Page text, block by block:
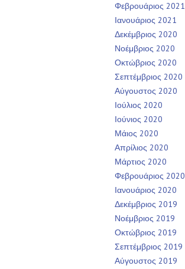
Φεβρουάριος 2021
Ιανουάριος 2021
Δεκέμβριος 2020
Νοέμβριος 2020
Οκτώβριος 2020
Σεπτέμβριος 2020
Αύγουστος 2020
Ιούλιος 2020
Ιούνιος 2020
Μάιος 2020
Απρίλιος 2020
Μάρτιος 2020
Φεβρουάριος 2020
Ιανουάριος 2020
Δεκέμβριος 2019
Νοέμβριος 2019
Οκτώβριος 2019
Σεπτέμβριος 2019
Αύγουστος 2019